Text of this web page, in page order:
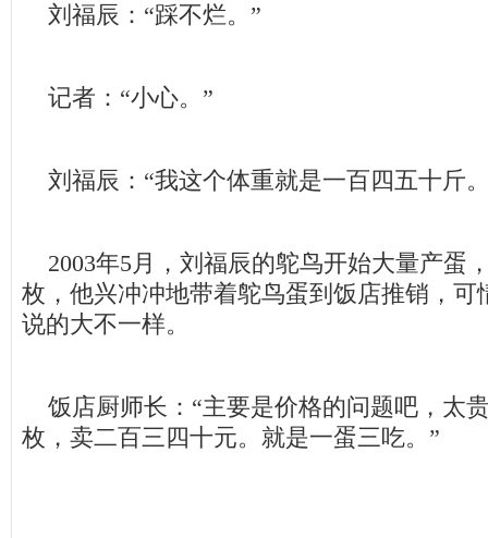
刘福辰：“踩不烂。”
记者：“小心。”
刘福辰：“我这个体重就是一百四五十斤
2003年5月，刘福辰的鸵鸟开始大量产蛋
枚，他兴冲冲地带着鸵鸟蛋到饭店推销，可
说的大不一样。
饭店厨师长：“主要是价格的问题吧，太
枚，卖二百三四十元。就是一蛋三吃。”